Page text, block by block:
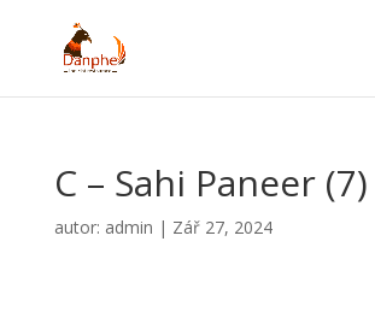
C – Sahi Paneer (7)
autor: admin | Zář 27, 2024